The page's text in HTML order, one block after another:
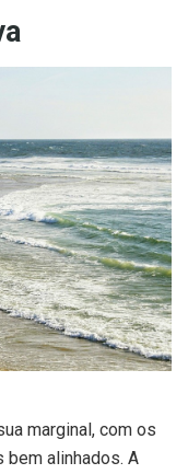
marginal, com os
alinhados. A